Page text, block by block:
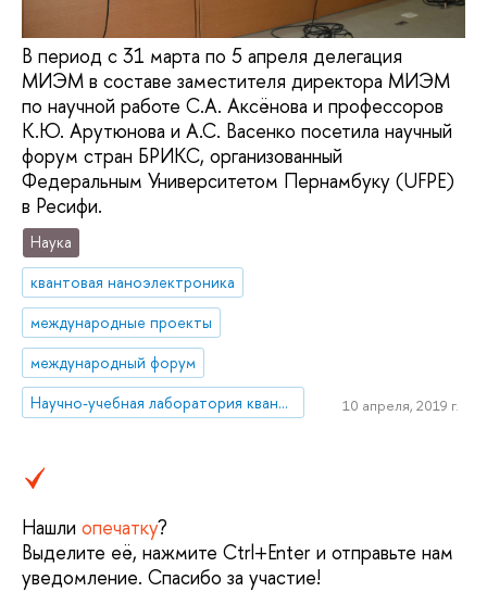
В период с 31 марта по 5 апреля делегация
МИЭМ в составе заместителя директора МИЭМ
по научной работе С.А. Аксёнова и профессоров
К.Ю. Арутюнова и А.С. Васенко посетила научный
форум стран БРИКС, организованный
Федеральным Университетом Пернамбуку (UFPE)
в Ресифи.
Наука
квантовая наноэлектроника
международные проекты
международный форум
Научно-учебная лаборатория квантовой наноэлектроники
10 апреля, 2019 г.
Нашли опечатку?
Выделите её, нажмите Ctrl+Enter и отправьте нам
уведомление. Спасибо за участие!